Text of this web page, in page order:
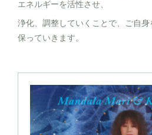
エネルギーを活性させ、
浄化、調整していくことで、ご自
保っていきます。